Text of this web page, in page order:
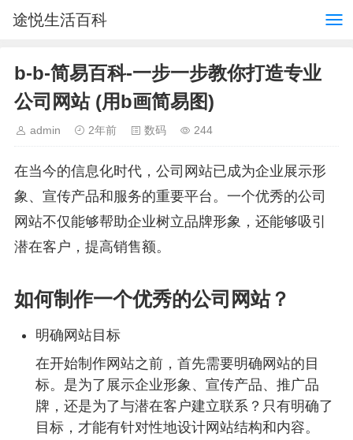
途悦生活百科
b-b-简易百科-一步一步教你打造专业
公司网站 (用b画简易图)
admin 2年前 数码 244
在当今的信息化时代，公司网站已成为企业展示形
象、宣传产品和服务的重要平台。一个优秀的公司
网站不仅能够帮助企业树立品牌形象，还能够吸引
潜在客户，提高销售额。
如何制作一个优秀的公司网站？
明确网站目标
在开始制作网站之前，首先需要明确网站的目
标。是为了展示企业形象、宣传产品、推广品
牌，还是为了与潜在客户建立联系？只有明确了
目标，才能有针对性地设计网站结构和内容。